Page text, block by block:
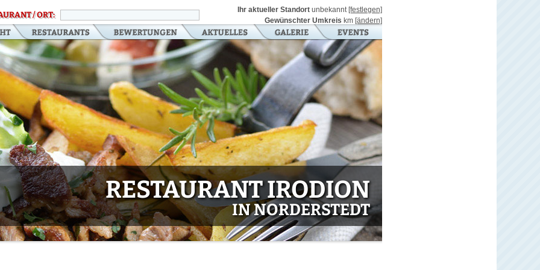
/ ORT:
Ihr aktueller Standort unbekannt [festlegen]
Gewünschter Umkreis km [ändern]
RESTAURANT IRODION
IN NORDERSTEDT